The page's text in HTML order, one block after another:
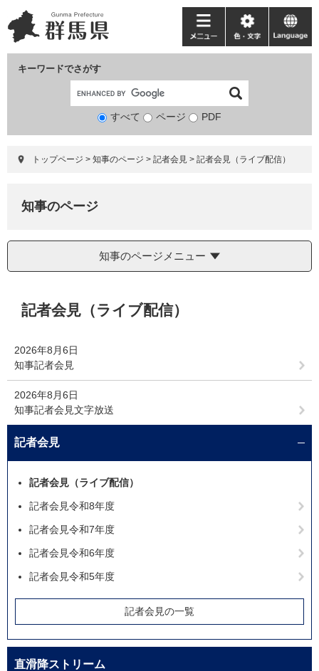
ー
ジ
ニ
ュ
て
キーワードでさがす
検
象
すべて ページ PDF
メ
ニ
ー
色・
文
language
トップページ > 知事のページ > 記者会見 > 記者会見（ライブ配信）
知事のページ
知事のページメニュー
記者会見（ライブ配信）
2026年8月6日
知事記者会見
2026年8月6日
知事記者会見文字放送
記者会見
記者会見（ライブ配信）
記者会見令和8年度
記者会見令和7年度
記者会見令和6年度
記者会見令和5年度
記者会見の一覧
直滑降ストリーム